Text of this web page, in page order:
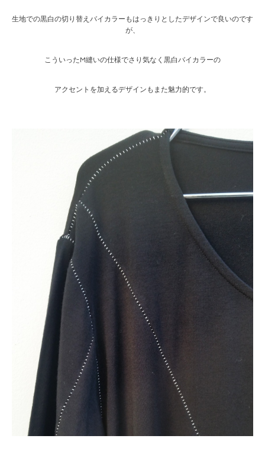
生地での黒白の切り替えバイカラーもはっきりとしたデザインで良いのです
が、
こういったM縫いの仕様でさり気なく黒白バイカラーの
アクセントを加えるデザインもまた魅力的です。